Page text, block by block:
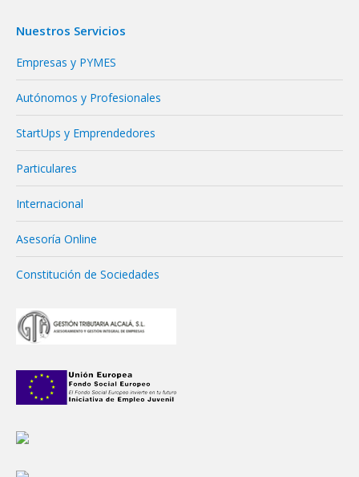
Nuestros Servicios
Empresas y PYMES
Autónomos y Profesionales
StartUps y Emprendedores
Particulares
Internacional
Asesoría Online
Constitución de Sociedades